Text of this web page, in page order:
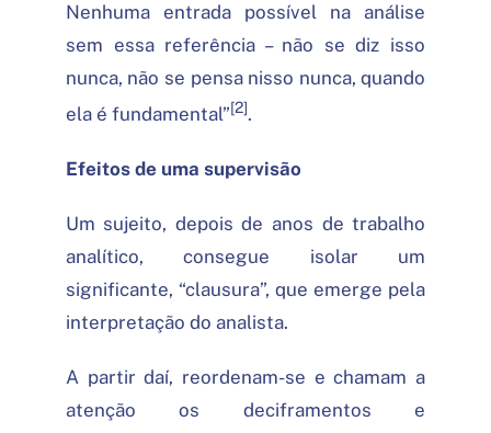
Nenhuma entrada possível na análise
sem essa referência – não se diz isso
nunca, não se pensa nisso nunca, quando
ela é fundamental”[2].
Efeitos de uma supervisão
Um sujeito, depois de anos de trabalho
analítico, consegue isolar um
significante, “clausura”, que emerge pela
interpretação do analista.
A partir daí, reordenam-se e chamam a
atenção os deciframentos e